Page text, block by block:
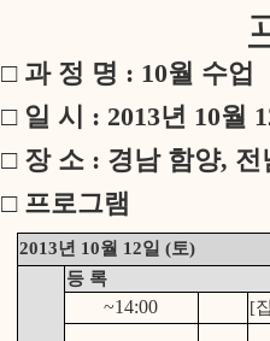
□ 과 정 명 : 10월 수업
□ 일 시 : 2013년 10월
□ 장 소 : 경남 함양, 전
□ 프로그램
2013년 10월 12일 (토)
등 록
~14:00 [